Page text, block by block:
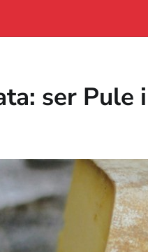
ser